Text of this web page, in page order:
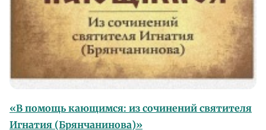
«В помощь кающимся: из сочинений святителя
Игнатия (Брянчанинова)»